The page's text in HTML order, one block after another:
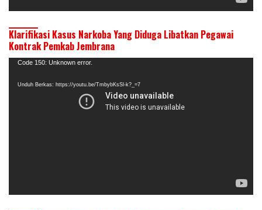
Klarifikasi Kasus Narkoba Yang Diduga Libatkan Pegawai
Kontrak Pemkab Jembrana
Pemutar
Code 150: Unknown error.
Unduh Berkas: https://youtu.be/TmbybKsSl-k?_=7